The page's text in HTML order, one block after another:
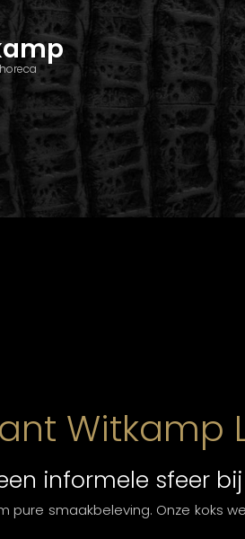
Witkamp
informele sfeer
pure smaakbeleving. Onze koks